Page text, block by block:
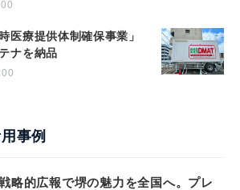
医療提供体制確保事業」
ナを納品
事例
略的広報で堺の魅力を全国へ。プレ